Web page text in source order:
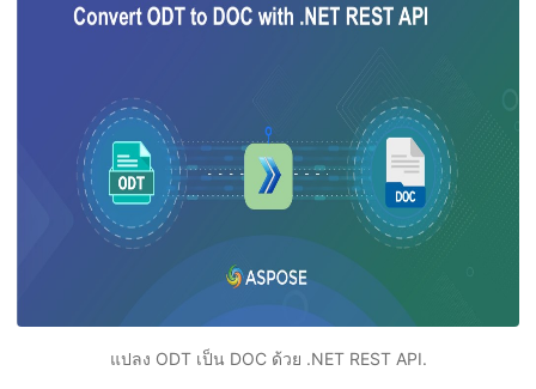
แปลง ODT เป็น DOC ด้วย .NET REST API.